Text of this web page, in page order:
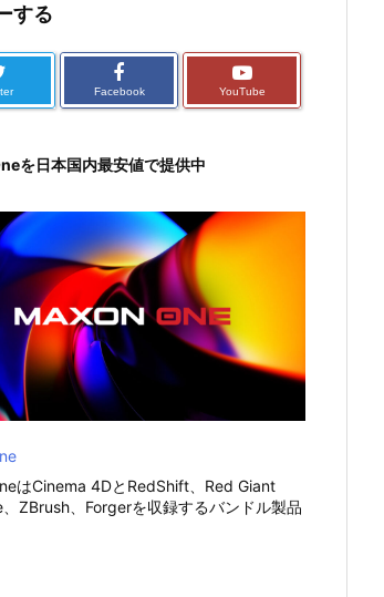
する
Facebook YouTube
を日本国内最安値で提供中
はCinema 4DとRedShift、Red Giant
ZBrush、Forgerを収録するバンドル製品